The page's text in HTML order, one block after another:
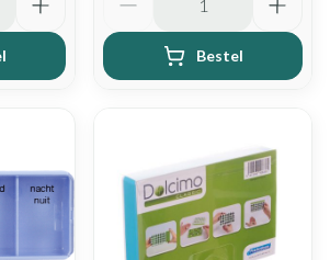
Bestel